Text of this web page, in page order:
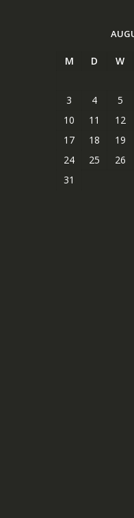
M D W
3
4 5
10
11 12
17
18 19
24
25 26
31